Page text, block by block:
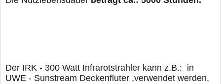
Der IRK - 300 Watt Infrarotstrahler kann z.B.: in
UWE - Sunstream Deckenfluter ,verwendet werden,